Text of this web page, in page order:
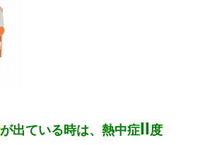
が出ている時は、熱中症II度